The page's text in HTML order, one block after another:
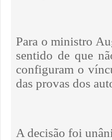
Para o ministro
sentido de que
configuram o
das provas dos
A decisão foi